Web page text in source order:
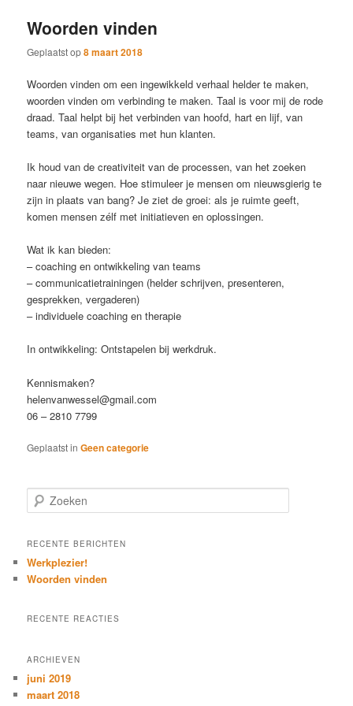
Woorden vinden
Geplaatst op8 maart 2018
Woorden vinden om een ingewikkeld verhaal helder te maken,
woorden vinden om verbinding te maken. Taal is voor mij de rode
draad. Taal helpt bij het verbinden van hoofd, hart en lijf, van
teams, van organisaties met hun klanten.
Ik houd van de creativiteit van de processen, van het zoeken
naar nieuwe wegen. Hoe stimuleer je mensen om nieuwsgierig te
zijn in plaats van bang? Je ziet de groei: als je ruimte geeft,
komen mensen zélf met initiatieven en oplossingen.
Wat ik kan bieden:
– coaching en ontwikkeling van teams
– communicatietrainingen (helder schrijven, presenteren,
gesprekken, vergaderen)
– individuele coaching en therapie
In ontwikkeling: Ontstapelen bij werkdruk.
Kennismaken?
helenvanwessel@gmail.com
06 – 2810 7799
Geplaatst in Geen categorie
o
k
n
RECENTE BERICHTEN
Werkplezier!
Woorden vinden
RECENTE REACTIES
ARCHIEVEN
juni 2019
maart 2018